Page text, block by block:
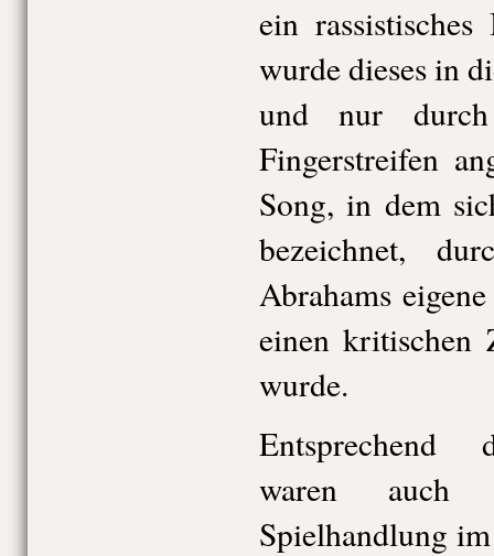
ein
wurde dieses in
und nur
Fingerstreifen
Song, in dem
bezeichnet,
Abrahams
einen kritischen
wurde.
Entsprechend
waren auch
Spielhandlung